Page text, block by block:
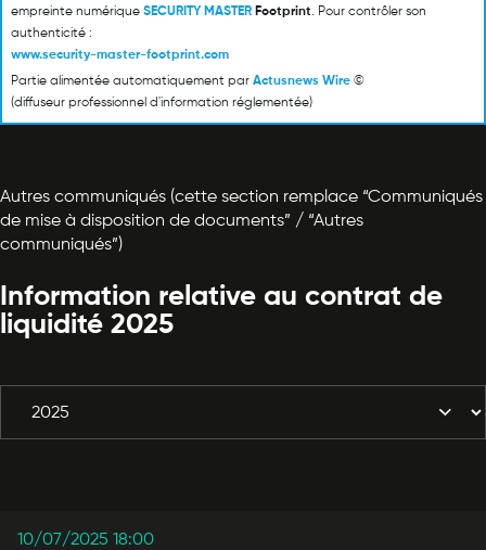
empreinte numérique SECURITY MASTER Footprint. Pour contrôler son
authenticité :
www.security-master-footprint.com
Partie alimentée automatiquement par Actusnews Wire ©
(diffuseur professionnel d'information réglementée)
Autres communiqués (cette section remplace “Communiqués
de mise à disposition de documents” / “Autres
communiqués”)
Information relative au contrat de
liquidité 2025
10/07/2025 18:00